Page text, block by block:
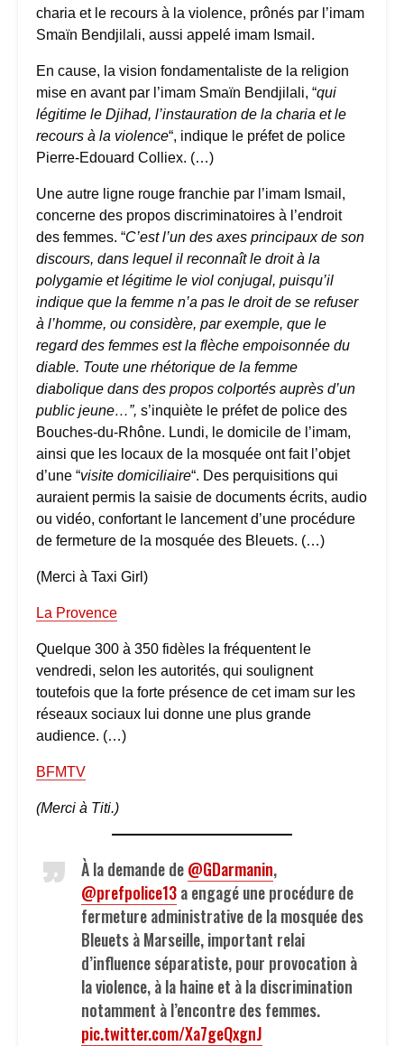
charia et le recours à la violence, prônés par l’imam
Smaïn Bendjilali, aussi appelé imam Ismail.
En cause, la vision fondamentaliste de la religion
mise en avant par l’imam Smaïn Bendjilali, “qui
légitime le Djihad, l’instauration de la charia et le
recours à la violence“, indique le préfet de police
Pierre-Edouard Colliex. (…)
Une autre ligne rouge franchie par l’imam Ismail,
concerne des propos discriminatoires à l’endroit
des femmes. “C’est l’un des axes principaux de son
discours, dans lequel il reconnaît le droit à la
polygamie et légitime le viol conjugal, puisqu’il
indique que la femme n’a pas le droit de se refuser
à l’homme, ou considère, par exemple, que le
regard des femmes est la flèche empoisonnée du
diable. Toute une rhétorique de la femme
diabolique dans des propos colportés auprès d’un
public jeune…”, s’inquiète le préfet de police des
Bouches-du-Rhône. Lundi, le domicile de l’imam,
ainsi que les locaux de la mosquée ont fait l’objet
d’une “visite domiciliaire“. Des perquisitions qui
auraient permis la saisie de documents écrits, audio
ou vidéo, confortant le lancement d’une procédure
de fermeture de la mosquée des Bleuets. (…)
(Merci à Taxi Girl)
La Provence
Quelque 300 à 350 fidèles la fréquentent le
vendredi, selon les autorités, qui soulignent
toutefois que la forte présence de cet imam sur les
réseaux sociaux lui donne une plus grande
audience. (…)
BFMTV
(Merci à Titi.)
À la demande de@GDarmanin,
@prefpolice13a engagé une procédure de
fermeture administrative de la mosquée des
Bleuets à Marseille, important relai
d’influence séparatiste, pour provocation à
la violence, à la haine et à la discrimination
notamment à l’encontre des femmes.
pic.twitter.com/Xa7geQxgnJ